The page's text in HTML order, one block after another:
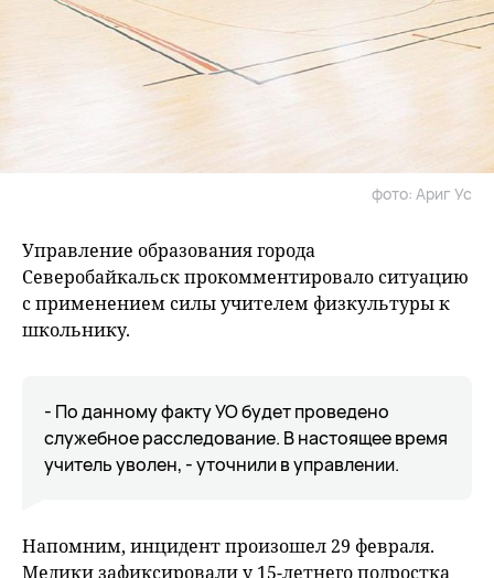
фото: Ариг Ус
Управление образования города
Северобайкальск прокомментировало ситуацию
с применением силы учителем физкультуры к
школьнику.
- По данному факту УО будет проведено
служебное расследование. В настоящее время
учитель уволен, - уточнили в управлении.
Напомним, инцидент произошел 29 февраля.
Медики зафиксировали у 15-летнего подростка